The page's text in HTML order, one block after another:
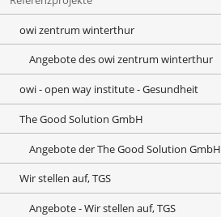
owi zentrum winterthur
Angebote des owi zentrum winterthur
owi - open way institute - Gesundheit
The Good Solution GmbH
Angebote der The Good Solution GmbH
Wir stellen auf, TGS
Angebote - Wir stellen auf, TGS